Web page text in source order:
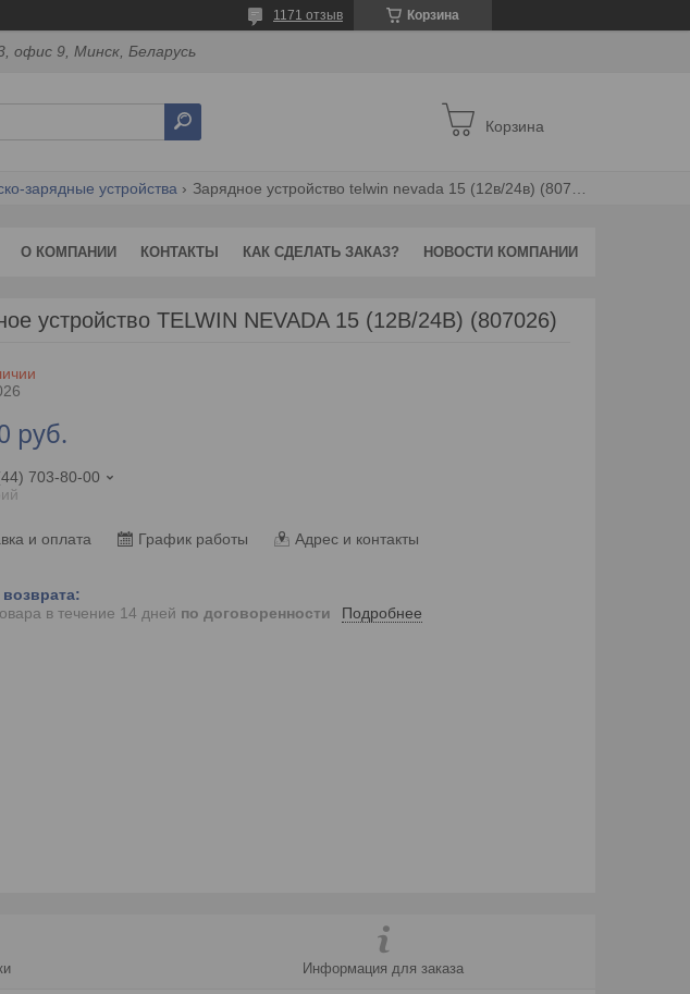
Корзина
1171 отзыв
офис 9, Минск, Беларусь
Корзина
зарядные устройства
О КОМПАНИИ КОНТАКТЫ КАК СДЕЛАТЬ ЗАКАЗ? НОВОСТИ КОМПАНИИ
устройство TELWIN NEVADA 15 (12В/24В) (807026)
руб.
703-80-00
и оплата График работы Адрес и контакты
в течение 14 дней по договоренности Подробнее
Информация для заказа